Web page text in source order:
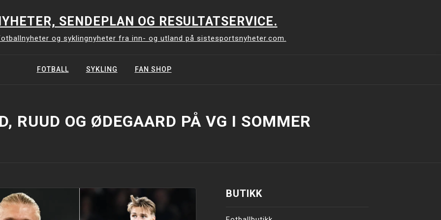
SENDEPLAN OG RESULTATSERVICE.
og syklingnyheter fra inn- og utland på sistesportsnyheter.com.
FOTBALL SYKLING FAN SHOP
RUUD OG ØDEGAARD PÅ VG I SOMMER
BUTIKK